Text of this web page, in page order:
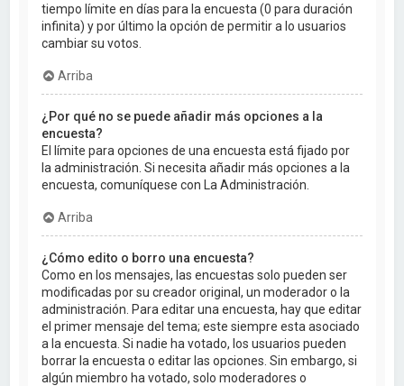
tiempo límite en días para la encuesta (0 para duración
infinita) y por último la opción de permitir a lo usuarios
cambiar su votos.
Arriba
¿Por qué no se puede añadir más opciones a la
encuesta?
El límite para opciones de una encuesta está fijado por
la administración. Si necesita añadir más opciones a la
encuesta, comuníquese con La Administración.
Arriba
¿Cómo edito o borro una encuesta?
Como en los mensajes, las encuestas solo pueden ser
modificadas por su creador original, un moderador o la
administración. Para editar una encuesta, hay que editar
el primer mensaje del tema; este siempre esta asociado
a la encuesta. Si nadie ha votado, los usuarios pueden
borrar la encuesta o editar las opciones. Sin embargo, si
algún miembro ha votado, solo moderadores o